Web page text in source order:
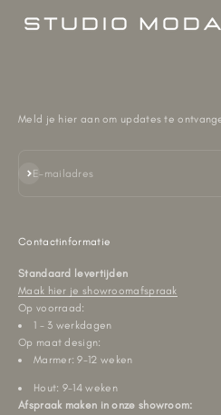
Meld je hier aan om updates te
E-mailadres
Abonneren
Contactinformatie
Standaard levertijden
Maak hier je showroomafspraak
Op voorraad:
1 - 3 werkdagen
Op maat design:
Marmer: 9-12 weken
Hout: 9-14 weken
Afspraak maken in onze showroom: